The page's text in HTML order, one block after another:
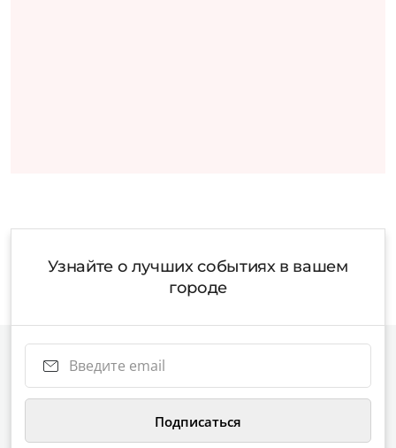
Узнайте о лучших событиях в вашем
городе